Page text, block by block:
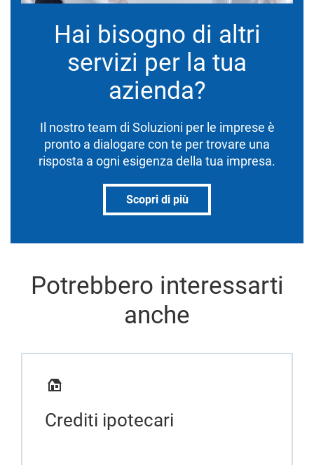
Hai bisogno di altri
servizi per la tua
azienda?
Il nostro team di Soluzioni per le imprese è
pronto a dialogare con te per trovare una
risposta a ogni esigenza della tua impresa.
Scopri di più
Potrebbero interessarti
anche
Crediti ipotecari